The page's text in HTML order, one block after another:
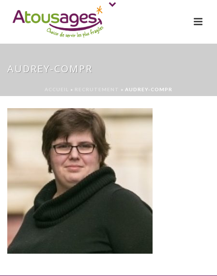
AUDREY-COMPR
ACCUEIL » RECRUTEMENT » AUDREY-COMPR